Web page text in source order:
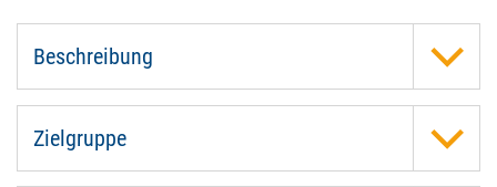
Beschreibung
Zielgruppe